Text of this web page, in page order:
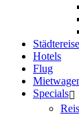
Hotels
Flug
Specials